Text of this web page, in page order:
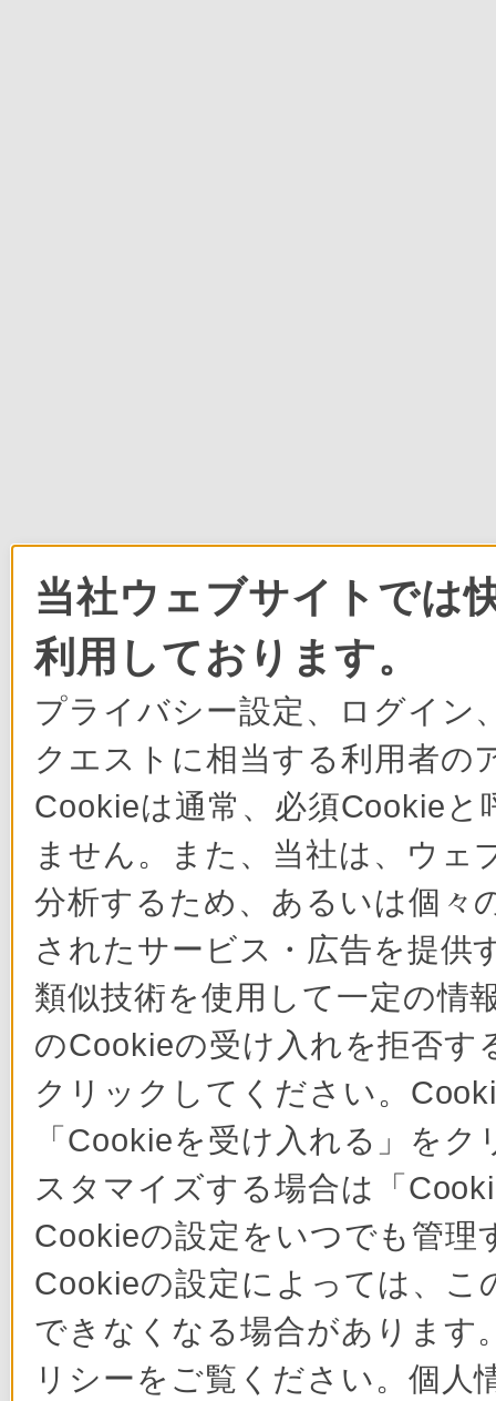
当社ウェブサイトでは
利用しております。
プライバシー設定、ログイン
クエストに相当する利用者の
Cookieは通常、必須Cookie
ません。また、当社は、ウェ
分析するため、あるいは個々
されたサービス・広告を提供
類似技術を使用して一定の情
のCookieの受け入れを拒否す
クリックしてください。
「Cookieを受け入れる」を
スタマイズする場合は「
Cookieの設定をいつでも管
Cookieの設定によっては、
できなくなる場合があります
リシーをご覧ください。個人